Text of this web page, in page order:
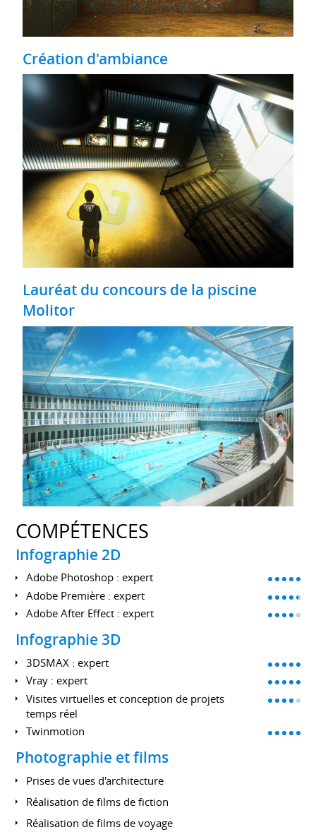
Création d'ambiance
Lauréat du concours de la piscine
Molitor
COMPÉTENCES
Infographie 2D
Adobe Photoshop : expert
Adobe Première : expert
Adobe After Effect : expert
Infographie 3D
3DSMAX : expert
Vray : expert
Visites virtuelles et conception de projets
temps réel
Twinmotion
Photographie et films
Prises de vues d'architecture
Réalisation de films de fiction
Réalisation de films de voyage